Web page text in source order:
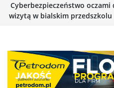
Cyberbezpieczeństwo oczami
wizytą w bialskim przedszkolu